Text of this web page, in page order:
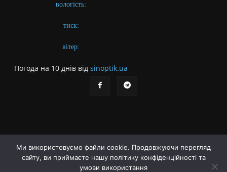
вологість:
тиск:
вітер:
Погода на 10 днів від sinoptik.ua
Про газету
Правила користування сайтом
Політика конфіденційності
Ми використовуємо файли cookie. Продовжуючи перегляд
сайту, ви приймаєте нашу політику конфіденційності та
умови використання